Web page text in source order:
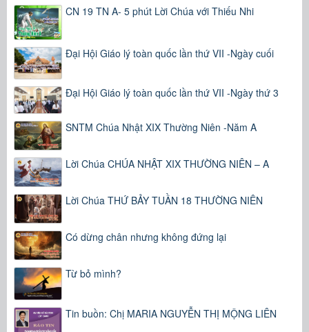
CN 19 TN A- 5 phút Lời Chúa với Thiếu Nhi
Đại Hội Giáo lý toàn quốc lần thứ VII -Ngày cuối
Đại Hội Giáo lý toàn quốc lần thứ VII -Ngày thứ 3
SNTM Chúa Nhật XIX Thường Niên -Năm A
Lời Chúa CHÚA NHẬT XIX THƯỜNG NIÊN – A
Lời Chúa THỨ BẢY TUẦN 18 THƯỜNG NIÊN
Có dừng chân nhưng không đứng lại
Từ bỏ mình?
Tin buồn: Chị MARIA NGUYỄN THỊ MỘNG LIÊN